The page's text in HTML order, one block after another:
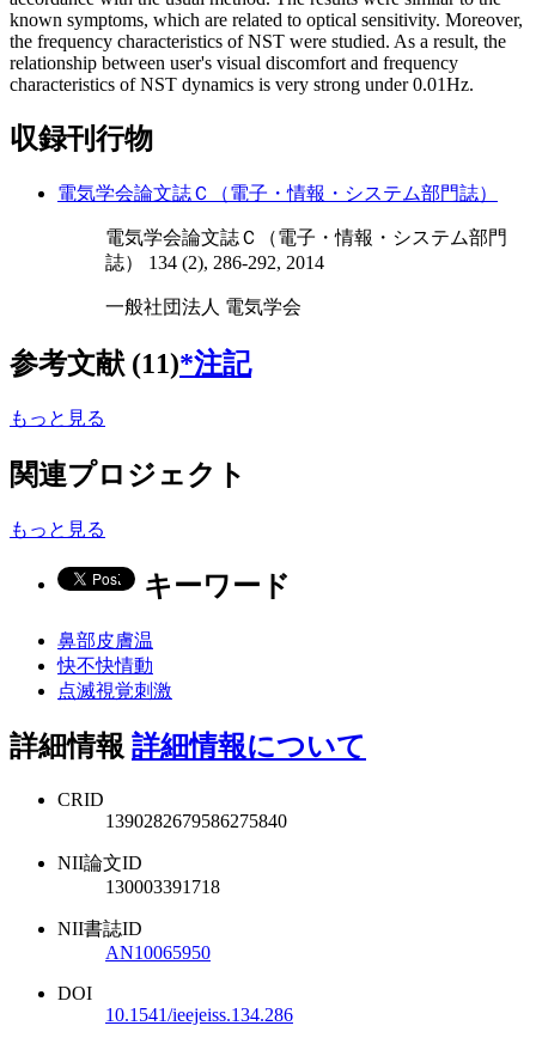
known symptoms, which are related to optical sensitivity. Moreover,
the frequency characteristics of NST were studied. As a result, the
relationship between user's visual discomfort and frequency
characteristics of NST dynamics is very strong under 0.01Hz.
収録刊行物
電気学会論文誌Ｃ（電子・情報・システム部門誌）
電気学会論文誌Ｃ（電子・情報・システム部門
誌） 134 (2), 286-292, 2014
一般社団法人 電気学会
参考文献 (11)*注記
もっと見る
関連プロジェクト
もっと見る
キーワード
鼻部皮膚温
快不快情動
点滅視覚刺激
詳細情報 詳細情報について
CRID
1390282679586275840
NII論文ID
130003391718
NII書誌ID
AN10065950
DOI
10.1541/ieejeiss.134.286